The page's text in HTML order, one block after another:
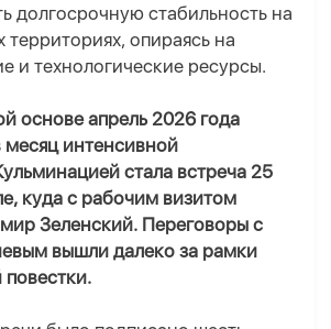
долгосрочную стабильность на
опираясь на
и технологические ресурсы.
основе апрель 2026 года
месяц интенсивной
стала встреча 25
куда с рабочим визитом
Зеленский. Переговоры с
вышли далеко за рамки